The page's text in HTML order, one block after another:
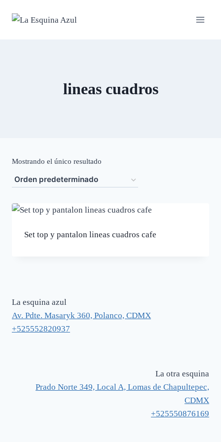
lineas cuadros
Mostrando el único resultado
Set top y pantalon lineas cuadros cafe
La esquina azul
Av. Pdte. Masaryk 360, Polanco, CDMX
+525552820937
La otra esquina
Prado Norte 349, Local A, Lomas de Chapultepec,
CDMX
+525550876169